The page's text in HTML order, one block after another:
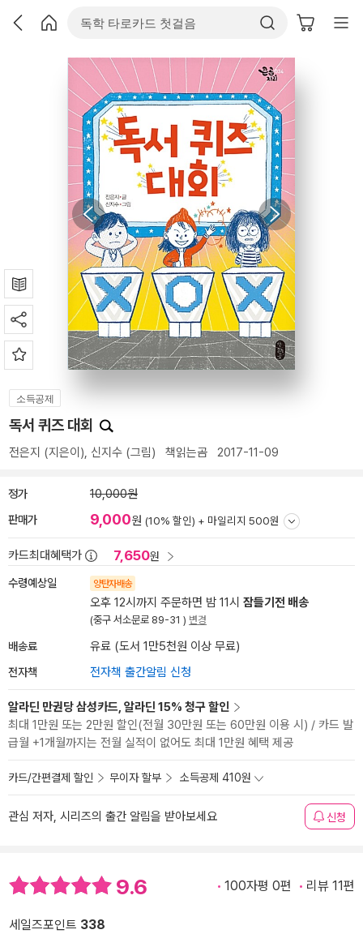
소득공제
독서 퀴즈 대회
전은지 (지은이), 신지수 (그림) 책읽는곰 2017-11-09
정가 10,000원
판매가 9,000원 (10% 할인) + 마일리지 500원
카드최대혜택가 7,650원
수령예상일 양탄자배송
오후 12시까지 주문하면 밤 11시 잠들기전 배송
(중구 서소문로 89-31 ) 변경
배송료 유료 (도서 1만5천원 이상 무료)
전자책 전자책 출간알림 신청
알라딘 만권당 삼성카드, 알라딘 15% 청구 할인
최대 1만원 또는 2만원 할인(전월 30만원 또는 60만원 이용 시) / 카드 발
급월 +1개월까지는 전월 실적이 없어도 최대 1만원 혜택 제공
카드/간편결제 할인 무이자 할부 소득공제 410원
관심 저자, 시리즈의 출간 알림을 받아보세요 신청
9.6 100자평 0편 리뷰 11편
세일즈포인트 338